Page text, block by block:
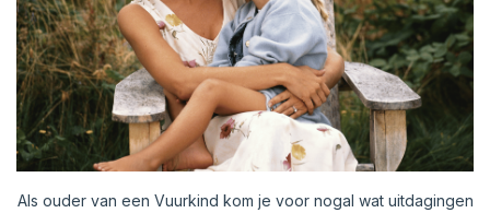
Als ouder van een Vuurkind kom je voor nogal wat uitdagingen